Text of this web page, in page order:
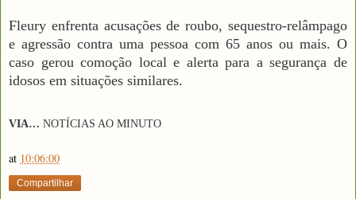
Fleury enfrenta acusações de roubo, sequestro-relâmpago
e agressão contra uma pessoa com 65 anos ou mais. O
caso gerou comoção local e alerta para a segurança de
idosos em situações similares.
VIA… NOTÍCIAS AO MINUTO
at 10:06:00
Compartilhar